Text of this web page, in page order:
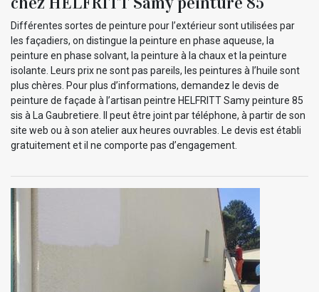
Différentes sortes de peinture pour l’extérieur sont utilisées par
les façadiers, on distingue la peinture en phase aqueuse, la
peinture en phase solvant, la peinture à la chaux et la peinture
isolante. Leurs prix ne sont pas pareils, les peintures à l’huile sont
plus chères. Pour plus d’informations, demandez le devis de
peinture de façade à l’artisan peintre HELFRITT Samy peinture 85
sis à La Gaubretiere. Il peut être joint par téléphone, à partir de son
site web ou à son atelier aux heures ouvrables. Le devis est établi
gratuitement et il ne comporte pas d’engagement.